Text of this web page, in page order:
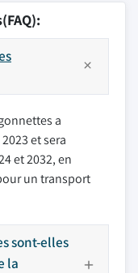
a
et sera
et 2032, en
un transport
sont-elles
la